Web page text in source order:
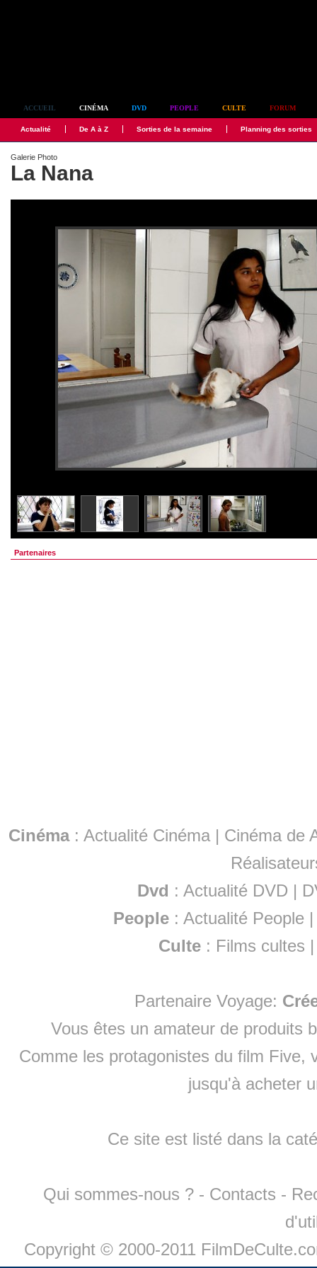
ACCUEIL CINÉMA DVD PEOPLE CULTE FORUM
Actualité De A à Z Sorties de la semaine Planning des sorties
Galerie Photo
La Nana
Partenaires
Cinéma: Actualité Cinéma | Cinéma de
Dvd : Actualité DVD |
People :Actualité People
Culte : Films cultes
Partenaire Voyage:
Vous êtes un amateur de produits
Comme les protagonistes du film Five,
jusqu'à acheter
Ce site est listé dans la
Qui sommes-nous ? - Contacts -
Copyright © 2000-2011